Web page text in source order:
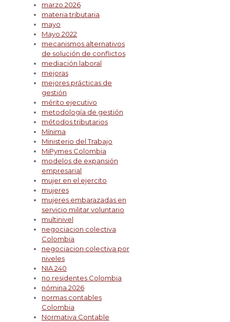
marzo 2026
materia tributaria
mayo
Mayo 2022
mecanismos alternativos
de solución de conflictos
mediación laboral
mejoras
mejores prácticas de
gestión
mérito ejecutivo
metodología de gestión
métodos tributarios
Mínima
Ministerio del Trabajo
MiPymes Colombia
modelos de expansión
empresarial
mujer en el ejercito
mujeres
mujeres embarazadas en
servicio militar voluntario
multinivel
negociacion colectiva
Colombia
negociacion colectiva por
niveles
NIA 240
no residentes Colombia
nómina 2026
normas contables
Colombia
Normativa Contable